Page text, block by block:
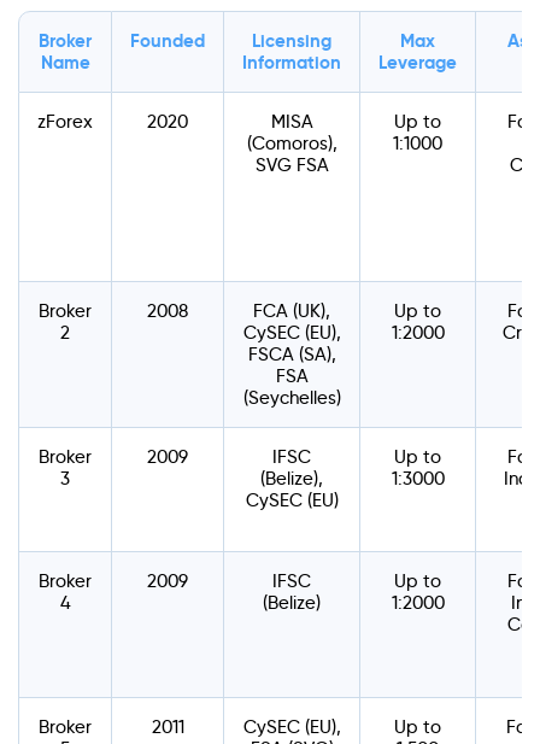
Broker
Name
Founded
Licensing
Information
Max
Leverage
zForex 2020
MISA
(Comoros),
SVG FSA
Up to
1:1000
Broker
2
2008
FCA (UK),
CySEC (EU),
FSCA (SA),
FSA
(Seychelles)
Up to
1:2000
Broker
3
2009
IFSC
(Belize),
CySEC (EU)
Up to
1:3000
Broker
4
2009
IFSC
(Belize)
Up to
1:2000
Broker
2011
CySEC (EU),
Up to